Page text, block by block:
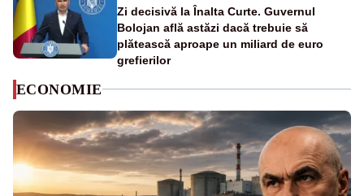
Zi decisivă la Înalta Curte. Guvernul
Bolojan află astăzi dacă trebuie să
plătească aproape un miliard de euro
grefierilor
ECONOMIE